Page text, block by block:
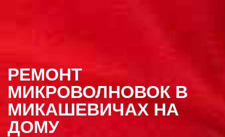
РЕМОНТ
МИКРОВОЛНОВОК В
МИКАШЕВИЧАХ НА
ДОМУ